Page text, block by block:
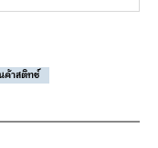
ค้าสติทช์